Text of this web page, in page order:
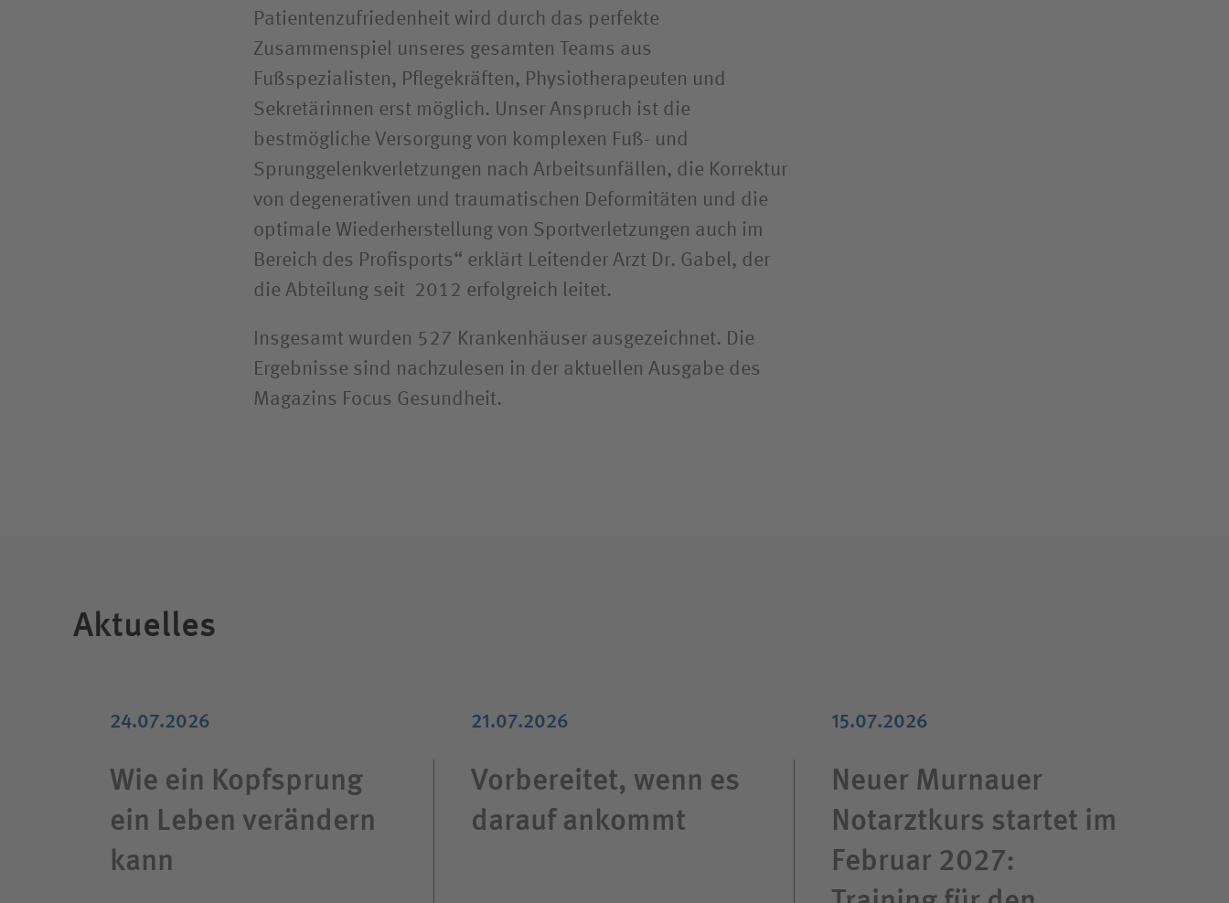
Patientenzufriedenheit wird durch das perfekte
Zusammenspiel unseres gesamten Teams aus
Fußspezialisten, Pflegekräften, Physiotherapeuten und
Sekretärinnen erst möglich. Unser Anspruch ist die
bestmögliche Versorgung von komplexen Fuß- und
Sprunggelenkverletzungen nach Arbeitsunfällen, die Korrektur
von degenerativen und traumatischen Deformitäten und die
optimale Wiederherstellung von Sportverletzungen auch im
Bereich des Profisports“ erklärt Leitender Arzt Dr. Gabel, der
die Abteilung seit 2012 erfolgreich leitet.
Insgesamt wurden 527 Krankenhäuser ausgezeichnet. Die
Ergebnisse sind nachzulesen in der aktuellen Ausgabe des
Magazins Focus Gesundheit.
Aktuelles
24.07.2026
Wie ein Kopfsprung
ein Leben verändern
kann
21.07.2026
Vorbereitet, wenn es
darauf ankommt
15.07.2026
Neuer Murnauer
Notarztkurs startet im
Februar 2027: